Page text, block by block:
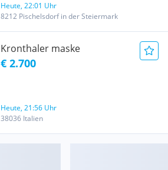
Heute, 22:01 Uhr
8212 Pischelsdorf in der Steiermark
Kronthaler maske
€ 2.700
Heute, 21:56 Uhr
38036 Italien